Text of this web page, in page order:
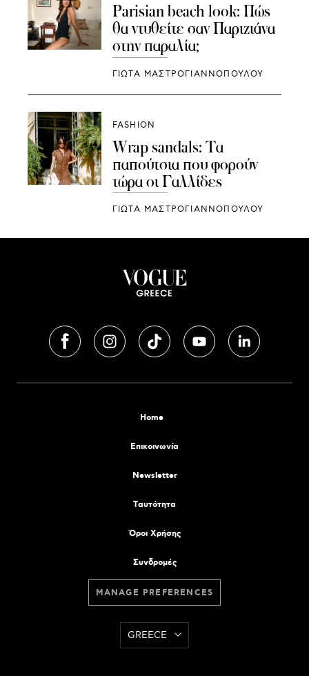
Parisian beach look: Πώς
θα ντυθείτε σαν Παριζιάνα
στην παραλία;
ΓΙΩΤΑ ΜΑΣΤΡΟΓΙΑΝΝΟΠΟΥΛΟΥ
FASHION
Wrap sandals: Τα
παπούτσια που φορούν
τώρα οι Γαλλίδες
ΓΙΩΤΑ ΜΑΣΤΡΟΓΙΑΝΝΟΠΟΥΛΟΥ
Home
Επικοινωνία
Newsletter
Tαυτότητα
Όροι Χρήσης
Συνδρομές
MANAGE PREFERENCES
GREECE